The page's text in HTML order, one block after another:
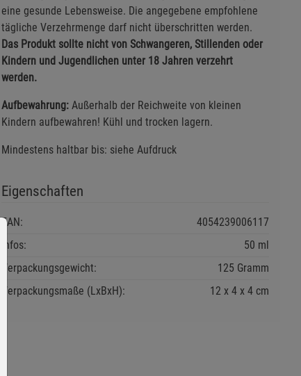
eine gesunde Lebensweise. Die angegebene empfohlene
tägliche Verzehrmenge darf nicht überschritten werden.
Das Produkt sollte nicht von Schwangeren, Stillenden oder
Kindern und Jugendlichen unter 18 Jahren verzehrt
werden.
Aufbewahrung:Außerhalb der Reichweite von kleinen
Kindern aufbewahren! Kühl und trocken lagern.
Mindestens haltbar bis: siehe Aufdruck
Eigenschaften
EAN:
4054239006117
Infos:
50 ml
Verpackungsgewicht:
125 Gramm
Verpackungsmaße (LxBxH):
12 4 4cm